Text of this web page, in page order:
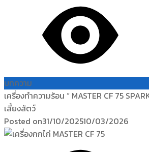
บทความ
เครื่องทำความร้อน “ MASTER CF 75
เลี้ยงสัตว์
Posted on31/10/202510/03/2026